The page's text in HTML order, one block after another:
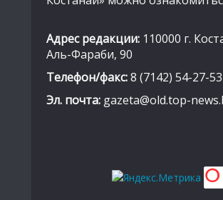
Адрес редакции: 110000 г.
Аль-Фараби, 90
Телефон/факс:8 (7142) 54-27-53
Эл. почта: gazeta@old.top-